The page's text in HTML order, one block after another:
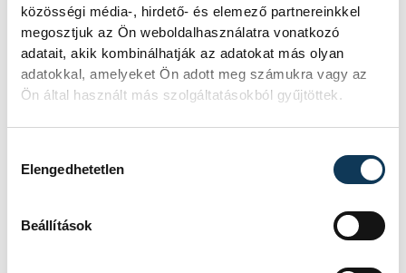
közösségi média-, hirdető- és elemező partnereinkkel
megosztjuk az Ön weboldalhasználatra vonatkozó
adatait, akik kombinálhatják az adatokat más olyan
adatokkal, amelyeket Ön adott meg számukra vagy az
Ön által használt más szolgáltatásokból gyűjtöttek.
Elengedhetetlen
Beállítások
vehir.hu